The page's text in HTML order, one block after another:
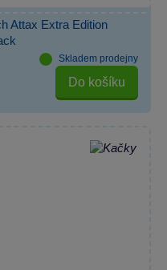
Attax Extra Edition
Skladem prodejny
Do košíku